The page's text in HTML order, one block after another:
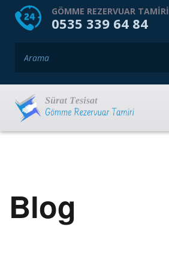
HOME HAKKIMIZDA
GÖMME REZERVUAR TAMIRI
0535 339 64 84
Blog